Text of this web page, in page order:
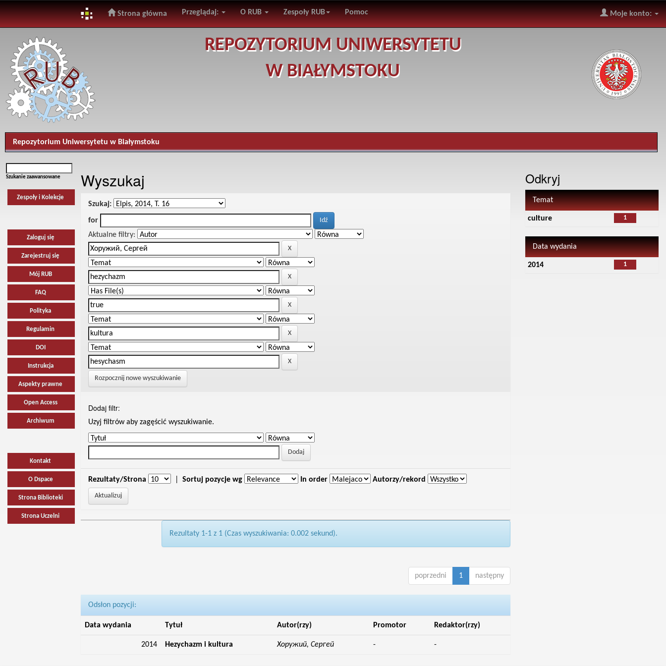
navigation
Strona główna Przeglądaj: O RUB Zespoły RUB Pomoc Moje konto:
REPOZYTORIUM UNIWERSYTETU
W BIAŁYMSTOKU
Repozytorium Uniwersytetu w Białymstoku
Szukanie zaawansowane
Zespoły i Kolekcje
Zaloguj się
Zarejestruj się
Mój RUB
FAQ
Polityka
Regulamin
DOI
Instrukcja
Aspekty prawne
Open Access
Archiwum
Kontakt
O Dspace
Strona Biblioteki
Strona Uczelni
Wyszukaj
Szukaj:
for
Aktualne filtry:
Rozpocznij nowe wyszukiwanie
Dodaj filtr:
Uzyj filtrów aby zagęścić wyszukiwanie.
Rezultaty/Strona Sortuj pozycje wg In order Autorzy/rekord
Rezultaty 1-1 z 1 (Czas wyszukiwania: 0.002 sekund).
poprzedni 1 następny
Odsłon pozycji:
Data wydania Tytuł Autor(rzy) Promotor Redaktor(rzy)
2014 Hezychazm i kultura Хоружий, Сергей - -
Odkryj
Temat
1
culture
Data wydania
1
2014